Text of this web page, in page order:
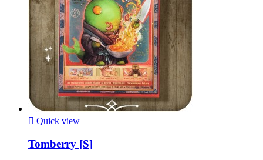
 Quick view
Tomberry [S]